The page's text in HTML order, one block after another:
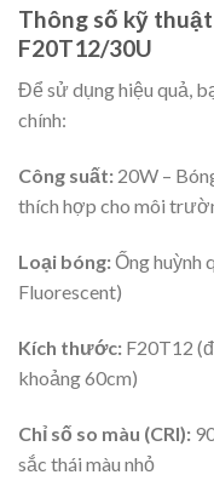
Thông số kỹ
F20T12/30U
Để sử dụng hiệu quả,
chính:
Công suất: 20W –
thích hợp cho môi
Loại bóng:Ống huỳnh
Fluorescent)
Kích thước: F20T12
khoảng 60cm)
Chỉ số so màu (CRI):
sắc thái màu nhỏ